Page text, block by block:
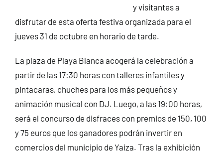
y visitantes a
disfrutar de esta oferta festiva organizada para el
jueves 31 de octubre en horario de tarde.
La plaza de Playa Blanca acogerá la celebración a
partir de las 17:30 horas con talleres infantiles y
pintacaras, chuches para los más pequeños y
animación musical con DJ. Luego, a las 19:00 horas,
será el concurso de disfraces con premios de 150, 100
y 75 euros que los ganadores podrán invertir en
comercios del municipio de Yaiza. Tras la exhibición